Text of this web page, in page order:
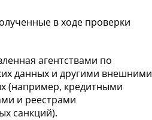
в ходе проверки
агентствами по
данных и другими внешними
(например, кредитными
и реестрами
санкций).